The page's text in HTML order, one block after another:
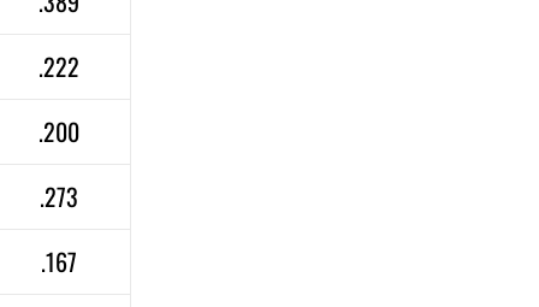
.222
.200
.273
.167